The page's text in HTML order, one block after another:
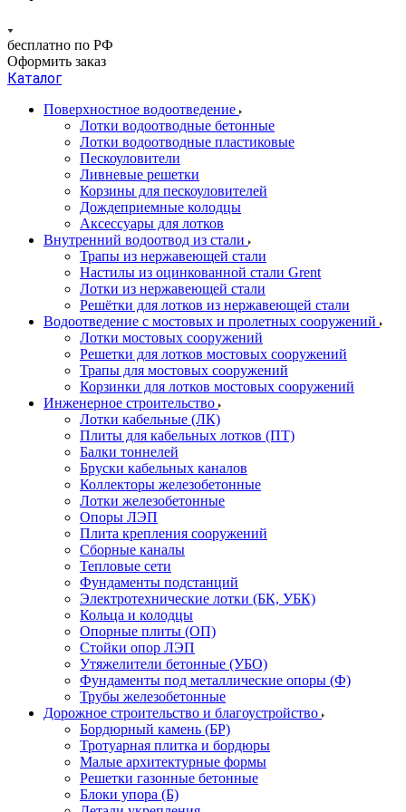
бесплатно по РФ
Оформить заказ
Каталог
Поверхностное водоотведение
Лотки водоотводные бетонные
Лотки водоотводные пластиковые
Пескоуловители
Ливневые решетки
Корзины для пескоуловителей
Дождеприемные колодцы
Аксессуары для лотков
Внутренний водоотвод из стали
Трапы из нержавеющей стали
Настилы из оцинкованной стали Grent
Лотки из нержавеющей стали
Решётки для лотков из нержавеющей стали
Водоотведение с мостовых и пролетных сооружений
Лотки мостовых сооружений
Решетки для лотков мостовых сооружений
Трапы для мостовых сооружений
Корзинки для лотков мостовых сооружений
Инженерное строительство
Лотки кабельные (ЛК)
Плиты для кабельных лотков (ПТ)
Балки тоннелей
Бруски кабельных каналов
Коллекторы железобетонные
Лотки железобетонные
Опоры ЛЭП
Плита крепления сооружений
Сборные каналы
Тепловые сети
Фундаменты подстанций
Электротехнические лотки (БК, УБК)
Кольца и колодцы
Опорные плиты (ОП)
Стойки опор ЛЭП
Утяжелители бетонные (УБО)
Фундаменты под металлические опоры (Ф)
Трубы железобетонные
Дорожное строительство и благоустройство
Бордюрный камень (БР)
Тротуарная плитка и бордюры
Малые архитектурные формы
Решетки газонные бетонные
Блоки упора (Б)